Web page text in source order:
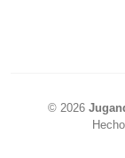
© 2026